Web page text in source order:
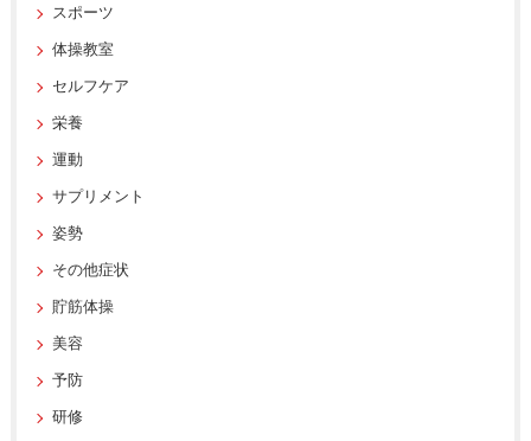
スポーツ
体操教室
セルフケア
栄養
運動
サプリメント
姿勢
その他症状
貯筋体操
美容
予防
研修